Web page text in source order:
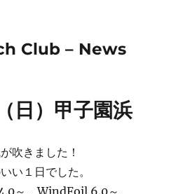
Club – News
日）甲子園浜
吹きました！
い１日でした。
～、WindFoil 6.0～、